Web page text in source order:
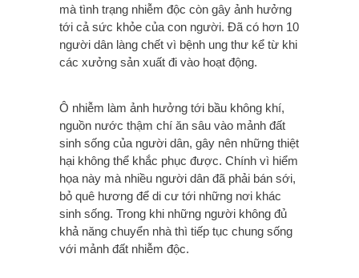
mà tình trạng nhiễm độc còn gây ảnh hưởng
tới cả sức khỏe của con người. Đã có hơn 10
người dân làng chết vì bệnh ung thư kể từ khi
các xưởng sản xuất đi vào hoạt động.
Ô nhiễm làm ảnh hưởng tới bầu không khí,
nguồn nước thậm chí ăn sâu vào mảnh đất
sinh sống của người dân, gây nên những thiệt
hại không thể khắc phục được. Chính vì hiểm
họa này mà nhiều người dân đã phải bán sới,
bỏ quê hương để di cư tới những nơi khác
sinh sống. Trong khi những người không đủ
khả năng chuyển nhà thì tiếp tục chung sống
với mảnh đất nhiễm độc.